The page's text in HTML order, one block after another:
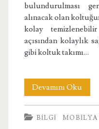
bulundurulması
alınacak olan
kolay
açısından kolaylık
gibi koltuk takımı…
Devamını Oku
Nasıl
BILGI MOBILYA